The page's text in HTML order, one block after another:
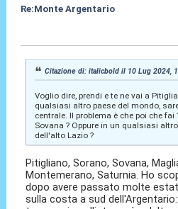
Re:Monte Argentario
Citazione di: italicbold il 10 Lug 2024,
Voglio dire, prendi e te ne vai a
qualsiasi altro paese del mondo,
centrale. Il problema è che poi che
Sovana ? Oppure in un qualsiasi
dell'alto Lazio ?
Pitigliano, Sorano, Sovana,
Montemerano, Saturnia. Ho
dopo avere passato molte
sulla costa a sud